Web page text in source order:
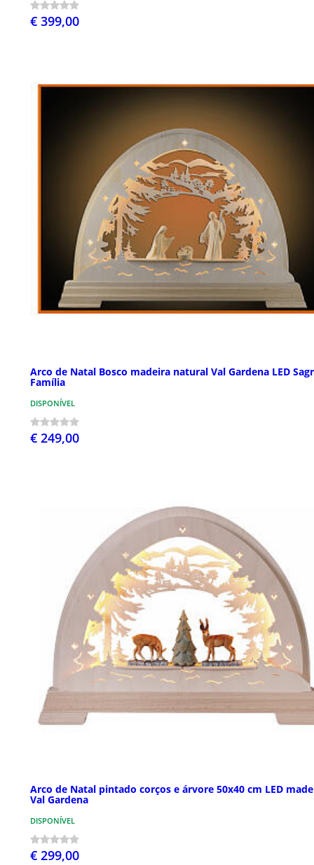
€ 399,00
Arco de Natal Bosco madeira natural Val Gardena LED
Família
DISPONÍVEL
€ 249,00
Arco de Natal pintado corços e árvore 50x40 cm LED
Val Gardena
DISPONÍVEL
€ 299,00